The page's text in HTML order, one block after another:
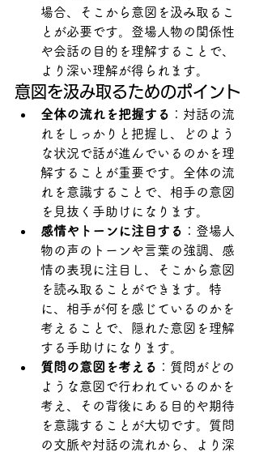
場合、そこから意図を汲み取るこ
とが必要です。登場人物の関係性
や会話の目的を理解することで、
より深い理解が得られます。
意図を汲み取るためのポイント
全体の流れを把握する ：対話の流
れをしっかりと把握し、どのよう
な状況で話が進んでいるのかを理
解することが重要です。全体の流
れを意識することで、相手の意図
を見抜く手助けになります。
感情やトーンに注目する ：登場人
物の声のトーンや言葉の強調、感
情の表現に注目し、そこから意図
を読み取ることができます。特
に、相手が何を感じているのかを
考えることで、隠れた意図を理解
する手助けになります。
質問の意図を考える ：質問がどの
ような意図で行われているのかを
考え、その背後にある目的や期待
を意識することが大切です。質問
の文脈や対話の流れから、より深